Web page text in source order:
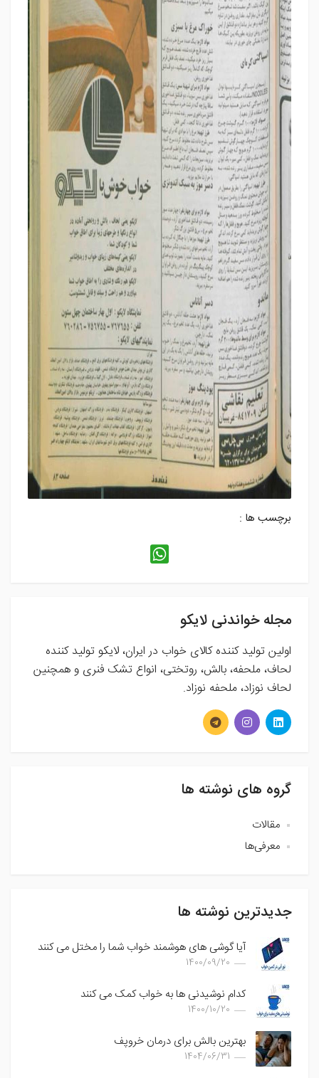
برچسب ها :
مجله خواندنی لایکو
اولین تولید کننده کالای خواب در ایران، لایکو تولید کننده
لحاف، ملحفه، بالش، روتختی، انواع تشک فنری و همچنین
لحاف نوزاد، ملحفه نوزاد.
گروه های نوشته ها
مقالات
معرفی‌ها
جدیدترین نوشته ها
آیا گوشی های هوشمند خواب شما را مختل می کنند
1400/09/20
کدام نوشیدنی ها به خواب کمک می کنند
1400/10/20
بهترین بالش برای درمان خروپف
1404/06/31